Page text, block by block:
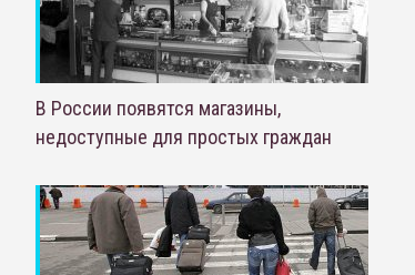
В России появятся магазины,
недоступные для простых граждан